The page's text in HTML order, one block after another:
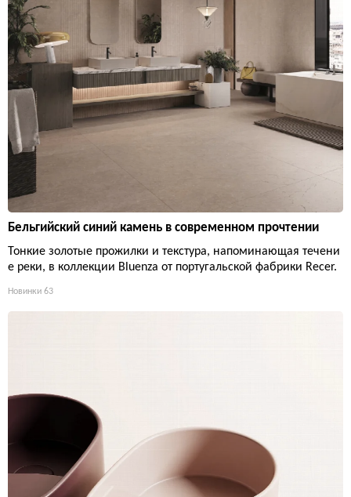
Бельгийский синий камень в современном прочтении
Тонкие золотые прожилки и текстура, напоминающая течени
е реки, в коллекции Bluenza от португальской фабрики Recer.
Новинки 63